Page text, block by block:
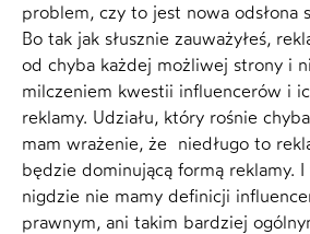
problem, czy to jest nowa odsłona
Bo tak jak słusznie zauważyłeś,
od chyba każdej możliwej strony i
milczeniem kwestii influencerów i
reklamy. Udziału, który rośnie
mam wrażenie, że niedługo to
będzie dominującą formą reklamy. I
nigdzie nie mamy definicji
prawnym, ani takim bardziej